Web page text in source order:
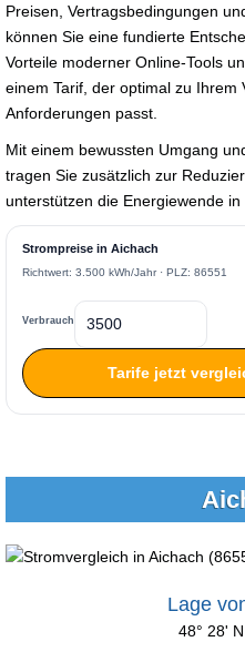
Preisen, Vertragsbedingungen
können Sie eine fundierte
Vorteile moderner Online-Tools
einem Tarif, der optimal zu Ihrem
Anforderungen passt.
Mit einem bewussten Umgang
tragen Sie zusätzlich zur
unterstützen die Energiewende in
Strompreise in Aichach
Richtwert: 3.500 kWh/Jahr · PLZ: 86551
Verbrauch
Tarife jetzt
Lage
48° 28'